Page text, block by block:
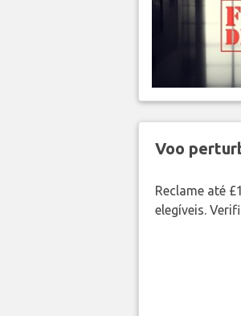
Voo
Reclame até
elegíveis.